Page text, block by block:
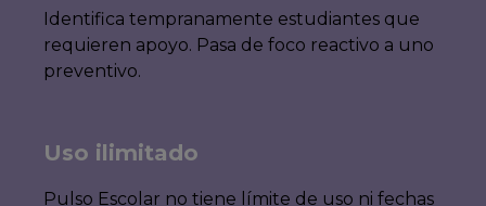
Identifica tempranamente estudiantes que
requieren apoyo. Pasa de foco reactivo a uno
preventivo.
Uso ilimitado
Pulso Escolar no tiene límite de uso ni fechas